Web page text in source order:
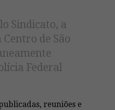
Sindicato, a
de São
Federal
reuniões e